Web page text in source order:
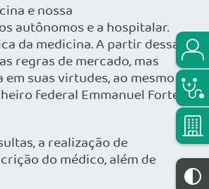
e nossa
autônomos e a hospitalar.
da medicina. A partir dessa
regras de mercado, mas
suas virtudes, ao mesmo
federal Emmanuel Fortes,
a realização de
do médico, além de